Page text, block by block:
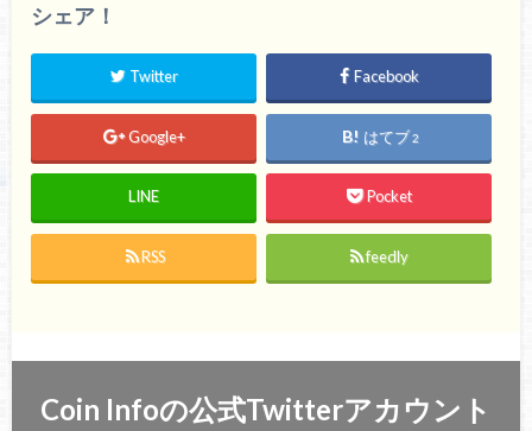
シェア！
Twitter Facebook
Google+ はてブ2
LINE Pocket
RSS feedly
Coin Infoの公式Twitterアカウント